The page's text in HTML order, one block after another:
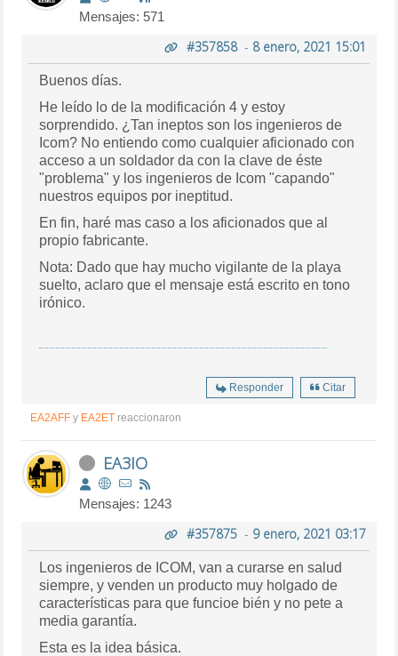
Mensajes: 571
#357858- 8 enero, 2021 15:01
Buenos días.
He leído lo de la modificación 4 y estoy
sorprendido. ¿Tan ineptos son los ingenieros de
Icom? No entiendo como cualquier aficionado con
acceso a un soldador da con la clave de éste
"problema" y los ingenieros de Icom "capando"
nuestros equipos por ineptitud.
En fin, haré mas caso a los aficionados que al
propio fabricante.
Nota: Dado que hay mucho vigilante de la playa
suelto, aclaro que el mensaje está escrito en tono
irónico.
Responder Citar
EA2AFF y EA2ET reaccionaron
EA3IO
Mensajes: 1243
#357875- 9 enero, 2021 03:17
Los ingenieros de ICOM, van a curarse en salud
siempre, y venden un producto muy holgado de
características para que funcioe bién y no pete a
media garantía.
Esta es la idea básica.